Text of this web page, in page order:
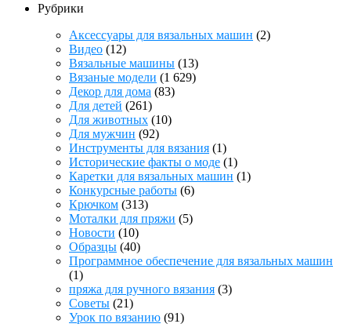
Рубрики
Аксессуары для вязальных машин (2)
Видео (12)
Вязальные машины (13)
Вязаные модели (1 629)
Декор для дома (83)
Для детей (261)
Для животных (10)
Для мужчин (92)
Инструменты для вязания (1)
Исторические факты о моде (1)
Каретки для вязальных машин (1)
Конкурсные работы (6)
Крючком (313)
Моталки для пряжи (5)
Новости (10)
Образцы (40)
Программное обеспечение для вязальных машин
(1)
пряжа для ручного вязания (3)
Советы (21)
Урок по вязанию (91)